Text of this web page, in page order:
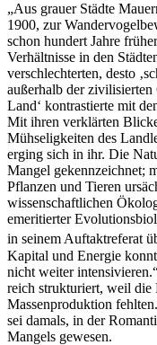
„Aus grauer Städte
1900, zur
schon hundert Jahre
Verhältnisse in den
verschlechterten, desto
außerhalb der zivilisierten
Land‘ kontrastierte mit
Mit ihren verklärten
Mühseligkeiten des
erging sich in ihr. Die
Mangel gekennzeichnet;
Pflanzen und Tieren
wissenschaftlichen
emeritierter
in seinem Auftaktreferat
Kapital und Energie
nicht weiter
reich strukturiert, weil
Massenproduktion
sei damals, in der
Mangels gewesen.